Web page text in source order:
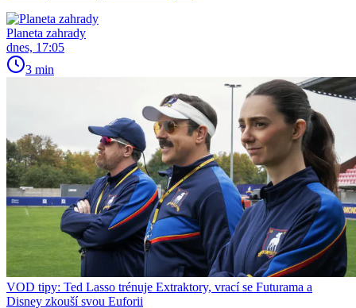
Planeta zahrady
dnes, 17:05
3 min
VOD tipy: Ted Lasso trénuje Extraktory, vrací se Futurama a
Disney zkouší svou Euforii